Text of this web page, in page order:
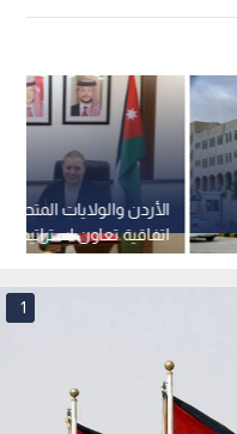
الأردن والولايات
مليون دولار
1